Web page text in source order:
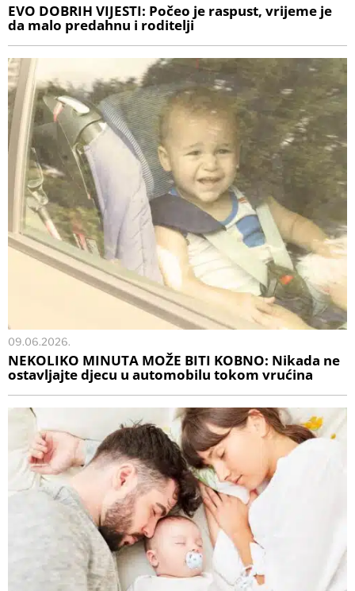
EVO DOBRIH VIJESTI: Počeo je raspust, vrijeme je
da malo predahnu i roditelji
09.06.2026.
NEKOLIKO MINUTA MOŽE BITI KOBNO: Nikada ne
ostavljajte djecu u automobilu tokom vrućina